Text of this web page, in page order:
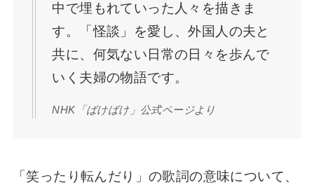
中で埋もれていった人々を描きま
す。「怪談」を愛し、外国人の夫と
共に、何気ない日常の日々を歩んで
いく夫婦の物語です。
NHK「ばけばけ」公式ページより
「笑ったり転んだり」の歌詞の意味について、